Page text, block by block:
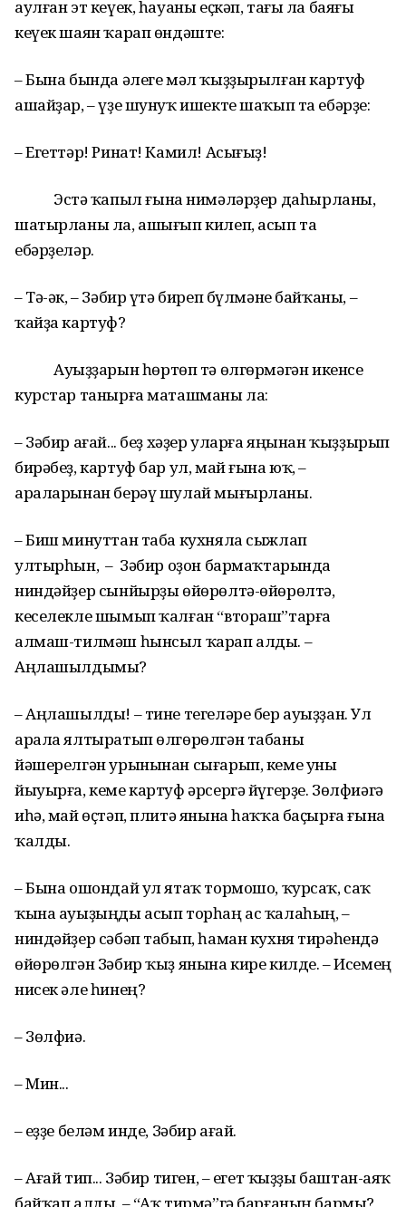
аулған эт кеүек, һауаны еҫкәп, тағы ла баяғы
кеүек шаян ҡарап өндәште:
– Бына бында әлеге мәл ҡыҙҙырылған картуф
ашайҙар, – үҙе шунуҡ ишекте шаҡып та ебәрҙе:
– Егеттәр! Ринат! Камил! Асығыҙ!
Эстә ҡапыл ғына нимәләрҙер даһырланы,
шатырланы ла, ашығып килеп, асып та
ебәрҙеләр.
– Тә-әк, – Зәбир үтә биреп бүлмәне байҡаны, –
ҡайҙа картуф?
Ауыҙҙарын һөртөп тә өлгөрмәгән икенсе
курстар танырға маташманы ла:
– Зәбир ағай... беҙ хәҙер уларға яңынан ҡыҙҙырып
бирәбеҙ, картуф бар ул, май ғына юҡ, –
араларынан берәү шулай мығырланы.
– Биш минуттан таба кухняла сыжлап
ултырһын, – Зәбир оҙон бармаҡтарында
ниндәйҙер сынйырҙы өйөрөлтә-өйөрөлтә,
кеселекле шымып ҡалған “втораш”тарға
алмаш-тилмәш һынсыл ҡарап алды. –
Аңлашылдымы?
– Аңлашылды! – тине тегеләре бер ауыҙҙан. Ул
арала ялтыратып өлгөрөлгән табаны
йәшерелгән урынынан сығарып, кеме уны
йыуырға, кеме картуф әрсергә йүгерҙе. Зөлфиәгә
иһә, май өҫтәп, плитә янына һаҡҡа баҫырға ғына
ҡалды.
– Бына ошондай ул ятаҡ тормошо, ҡурсаҡ, саҡ
ҡына ауыҙыңды асып торһаң ас ҡалаһың, –
ниндәйҙер сәбәп табып, һаман кухня тирәһендә
өйөрөлгән Зәбир ҡыҙ янына кире килде. – Исемең
нисек әле һинең?
– Зөлфиә.
– Мин...
– Һеҙҙе беләм инде, Зәбир ағай.
– Ағай тип... Зәбир тиген, – егет ҡыҙҙы баштан-аяҡ